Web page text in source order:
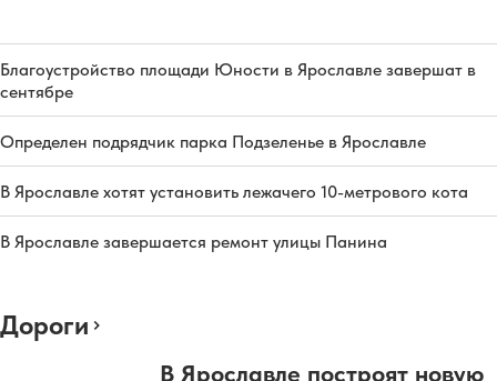
Благоустройство площади Юности в Ярославле завершат в
сентябре
Определен подрядчик парка Подзеленье в Ярославле
В Ярославле хотят установить лежачего 10-метрового кота
В Ярославле завершается ремонт улицы Панина
Дороги
В Ярославле построят новую